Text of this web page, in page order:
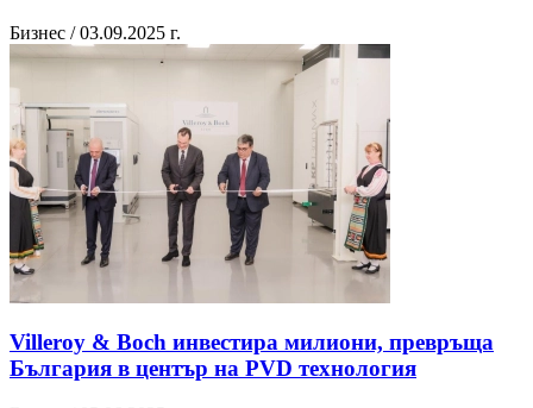
Бизнес / 03.09.2025 г.
Villeroy & Boch инвестира милиони, превръща
България в център на PVD технология